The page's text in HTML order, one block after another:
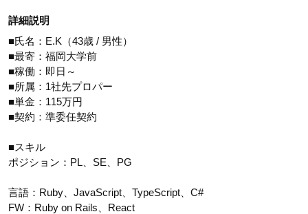
詳細説明
■氏名：E.K（43歳 / 男性）
■最寄：福岡大学前
■稼働：即日～
■所属：1社先プロパー
■単金：115万円
■契約：準委任契約
■スキル
ポジション：PL、SE、PG
言語：Ruby、JavaScript、TypeScript、C#
FW：Ruby on Rails、React